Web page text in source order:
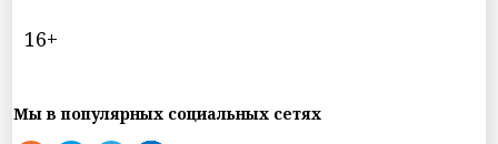
16+
Мы в популярных социальных сетях